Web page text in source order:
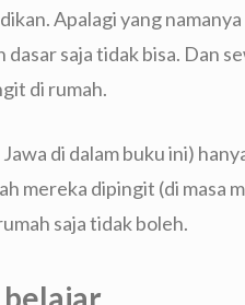
Apalagi yang
saja tidak bisa. Dan
di rumah.
di dalam buku ini)
mereka dipingit (di masa
saja tidak boleh.
belajar